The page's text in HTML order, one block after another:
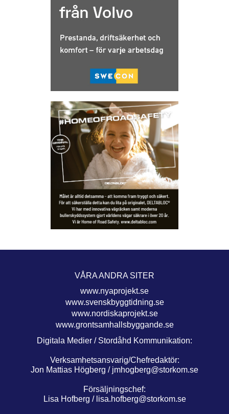
VÅRA ANDRA SITER
www.nyaprojekt.se
www.svenskbyggtidning.se
www.nordiskaprojekt.se
www.grontsamhallsbyggande.se
Digitala Medier / Stordåhd Kommunikation:
Verksamhetsansvarig/Chefredaktör:
Jon Mattias Högberg / jmhogberg@storkom.se
Försäljningschef:
Lisa Hofberg / lisa.hofberg@storkom.se